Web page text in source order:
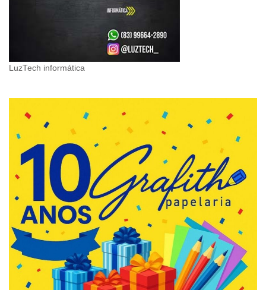
LuzTech informática